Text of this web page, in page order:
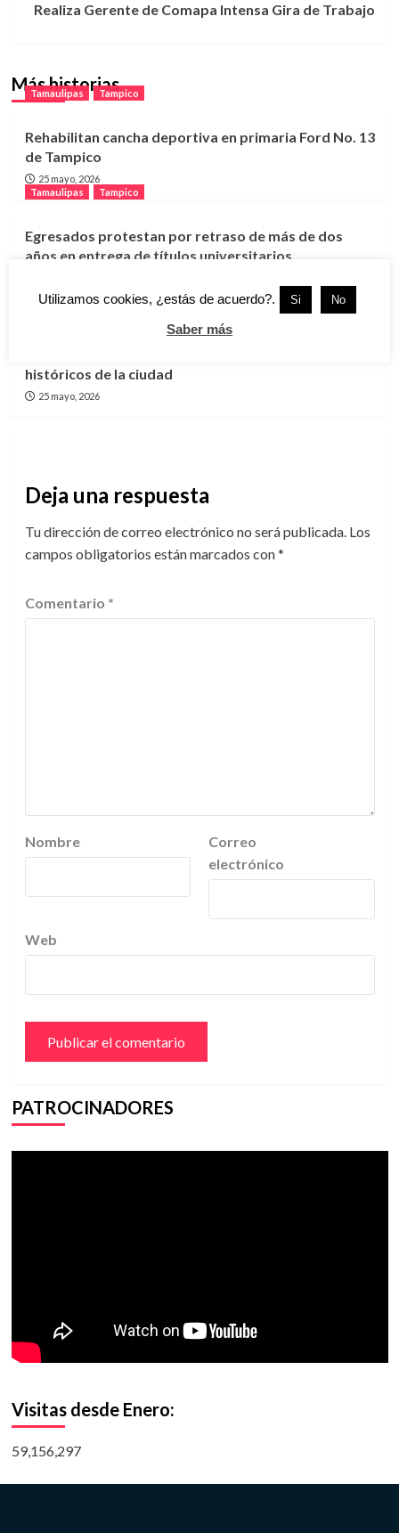
Realiza Gerente de Comapa Intensa Gira de Trabajo
Más historias
Tamaulipas Tampico
Rehabilitan cancha deportiva en primaria Ford No. 13
de Tampico
25 mayo, 2026
Tamaulipas
Tampico
Egresados protestan por retraso de más de dos
años en entrega de títulos universitarios
Gobierno de Tampico interviene en restauración de
históricos de la ciudad
25 mayo, 2026
Deja una respuesta
Tu dirección de correo electrónico no será publicada. Los
campos obligatorios están marcados con*
Comentario *
Nombre
Correo
electrónico
Web
PATROCINADORES
Visitas desde Enero:
59,156,297
Utilizamos cookies, ¿estás de acuerdo?. Si No
Saber más